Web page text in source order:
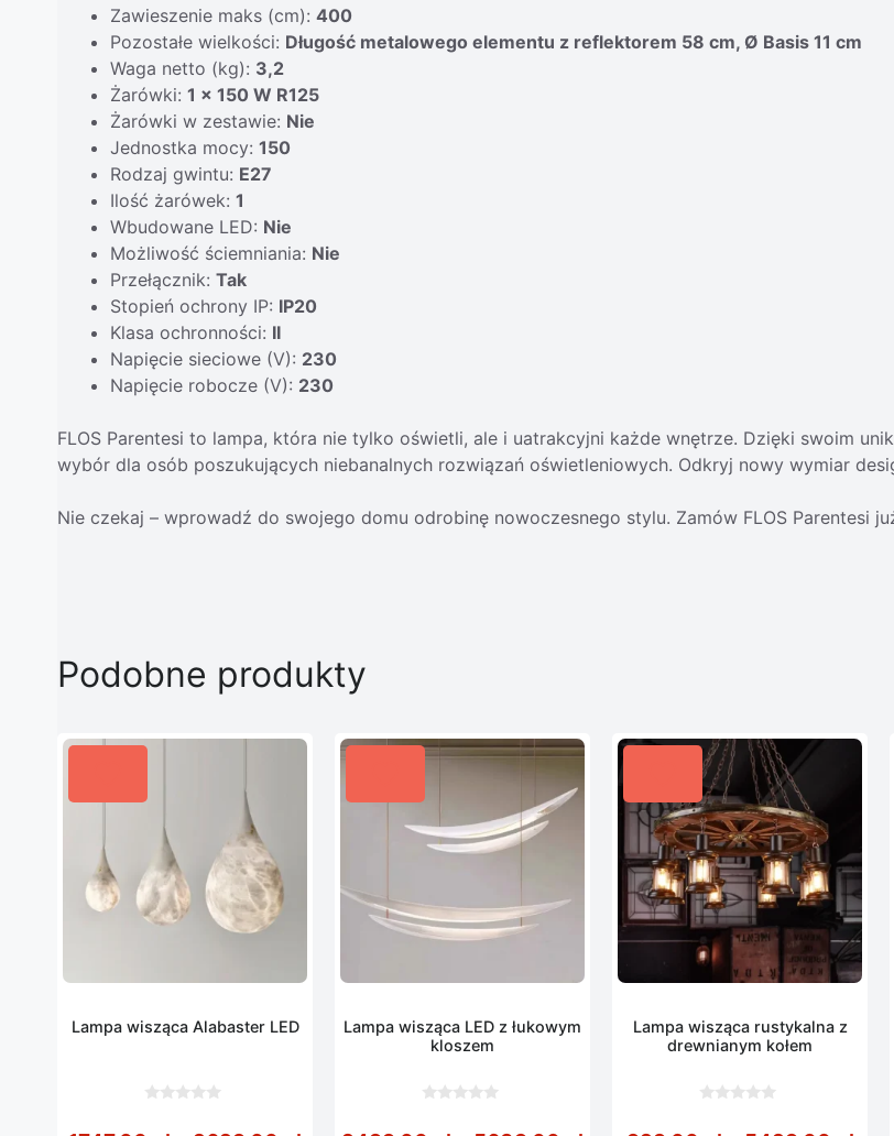
Zawieszenie maks (cm): 400
Pozostałe wielkości: Długość metalowego elementu z reflektorem 58 cm, Ø Basis 11 cm
Waga netto (kg): 3,2
Żarówki: 1 x 150 W R125
Żarówki w zestawie: Nie
Jednostka mocy: 150
Rodzaj gwintu: E27
Ilość żarówek: 1
Wbudowane LED: Nie
Możliwość ściemniania: Nie
Przełącznik: Tak
Stopień ochrony IP: IP20
Klasa ochronności: II
Napięcie sieciowe (V): 230
Napięcie robocze (V): 230
FLOS Parentesi to lampa, która nie tylko oświetli, ale i uatrakcyjni każde wnętrze. Dzięki swoim
wybór dla osób poszukujących niebanalnych rozwiązań oświetleniowych. Odkryj nowy wymiar
Nie czekaj – wprowadź do swojego domu odrobinę nowoczesnego stylu. Zamów FLOS Parentesi
Podobne produkty
Lampa wisząca Alabaster LED
Lampa wisząca LED z łukowym
kloszem
Lampa wisząca rustykalna z
drewnianym kołem